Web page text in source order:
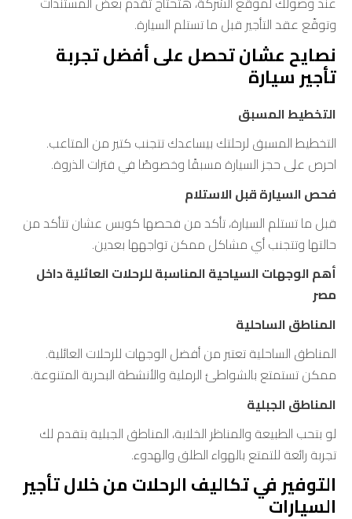
وتوقّع عقد التأجير قبل ما تستلم السيارة.
نصايح عشان تحصل على أفضل تجربة
تأجير سيارة
التخطيط المسبق
التخطيط المسبق لرحلتك بيساعدك تتجنب كتير من المتاعب.
احرص على حجز السيارة مسبقًا وخصوصًا في فترات الذروة.
فحص السيارة قبل الاستلام
قبل ما تستلم السيارة، تأكد من فحصها كويس عشان تتأكد من
حالتها وتتجنب أي مشاكل ممكن تواجهها بعدين.
أهم الوجهات السياحية المناسبة للرحلات العائلية داخل
مصر
المناطق الساحلية
المناطق الساحلية تعتبر من أفضل الوجهات للرحلات العائلية.
ممكن تستمتع بالشواطئ الرملية والأنشطة البحرية المتنوعة.
المناطق الجبلية
لو بتحب الطبيعة والمناظر الخلابة، المناطق الجبلية بتقدم لك
تجربة رائعة للتمتع بالهواء الطلق والهدوء.
التوفير في تكاليف الرحلات من خلال تأجير
السيارات